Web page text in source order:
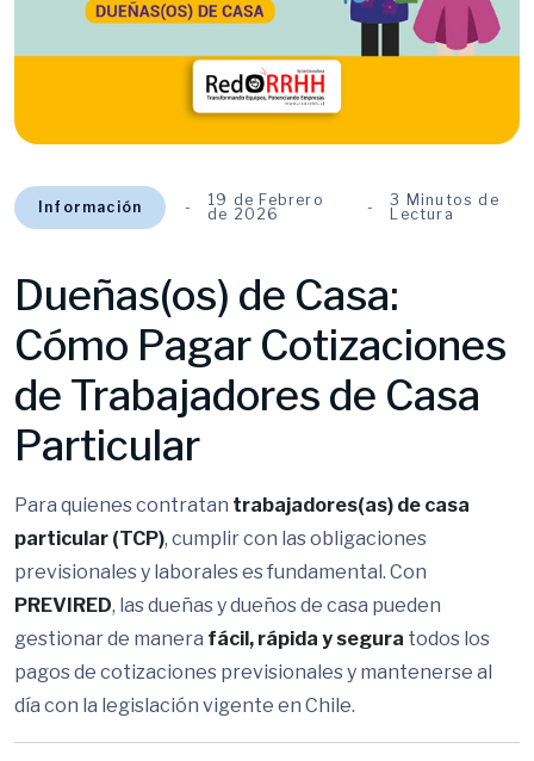
Información
19 de Febrero
de 2026
3 Minutos de
Lectura
Dueñas(os) de Casa:
Cómo Pagar Cotizaciones
de Trabajadores de Casa
Particular
Para quienes contratan trabajadores(as) de casa
particular (TCP), cumplir con las obligaciones
previsionales y laborales es fundamental. Con
PREVIRED, las dueñas y dueños de casa pueden
gestionar de manera fácil, rápida y segura todos los
pagos de cotizaciones previsionales y mantenerse al
día con la legislación vigente en Chile.